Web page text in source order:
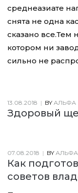
среднеазиате
снята не одна
сказано все.Тем
котором ни
сильно не
13.08.2018 | BY АЛЬФА
Здоровый
07.08.2018 | BY АЛЬФА
Как
советов